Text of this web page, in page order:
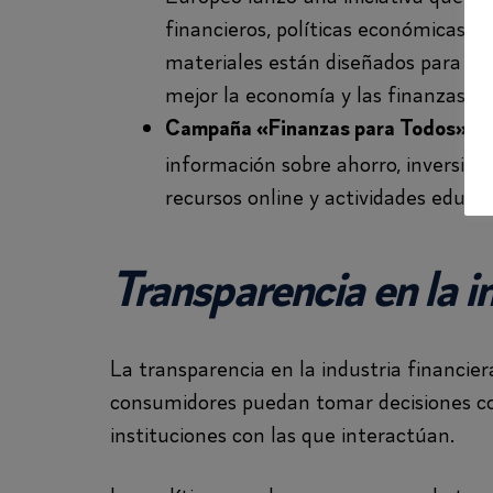
financieros, políticas económicas
materiales están diseñados para
mejor la economía y las finanzas.
Campaña «Finanzas para Todos»
información sobre ahorro,
recursos online y actividades
Transparencia en la
La transparencia en la industria
consumidores puedan tomar decisiones
instituciones con las que interactúan.